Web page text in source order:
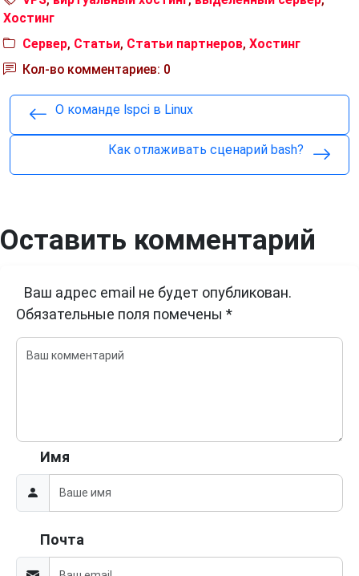
Хостинг
Сервер, Статьи, Статьи партнеров, Хостинг
Кол-во комментариев: 0
О команде lspci в Linux
Как отлаживать сценарий bash?
Оставить комментарий
Ваш адрес email не будет опубликован.
Обязательные поля помечены *
Имя
Почта